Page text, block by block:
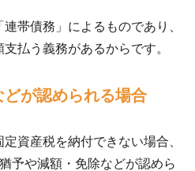
帯債務」によるものであり、
払う義務があるからです。
が認められる場合
資産税を納付できない場合、
予や減額・免除などが認めら